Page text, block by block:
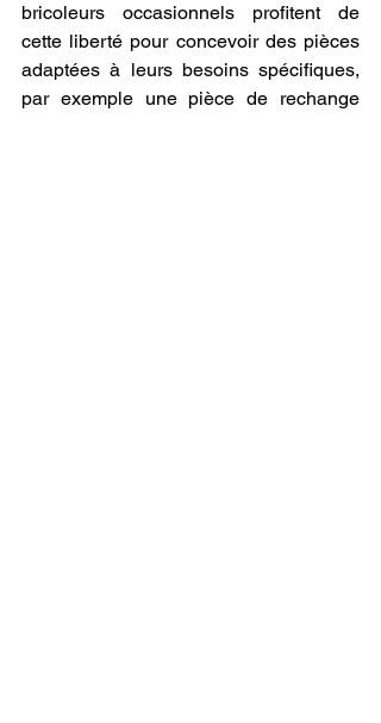
bricoleurs occasionnels profitent de
cette liberté pour concevoir des pièces
adaptées à leurs besoins spécifiques,
par exemple une pièce de rechange